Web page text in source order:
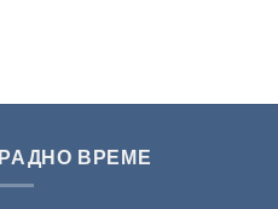
РАДНО ВРЕМЕ